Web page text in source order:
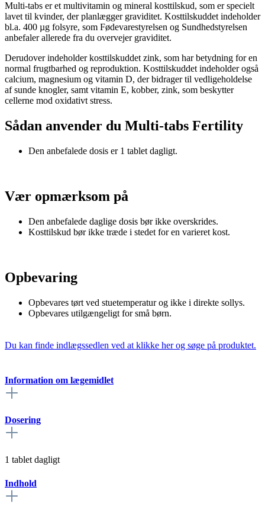
Multi-tabs er et multivitamin og mineral kosttilskud, som er specielt
lavet til kvinder, der planlægger graviditet. Kosttilskuddet indeholder
bl.a. 400 µg folsyre, som Fødevarestyrelsen og Sundhedstyrelsen
anbefaler allerede fra du overvejer graviditet.
Derudover indeholder kosttilskuddet zink, som har betydning for en
normal frugtbarhed og reproduktion. Kosttilskuddet indeholder også
calcium, magnesium og vitamin D, der bidrager til vedligeholdelse
af sunde knogler, samt vitamin E, kobber, zink, som beskytter
cellerne mod oxidativt stress.
Sådan anvender du Multi-tabs Fertility
Den anbefalede dosis er 1 tablet dagligt.
Vær opmærksom på
Den anbefalede daglige dosis bør ikke overskrides.
Kosttilskud bør ikke træde i stedet for en varieret kost.
Opbevaring
Opbevares tørt ved stuetemperatur og ikke i direkte sollys.
Opbevares utilgængeligt for små børn.
Du kan finde indlægssedlen ved at klikke her og søge på produktet.
Information om lægemidlet
Dosering
1 tablet dagligt
Indhold